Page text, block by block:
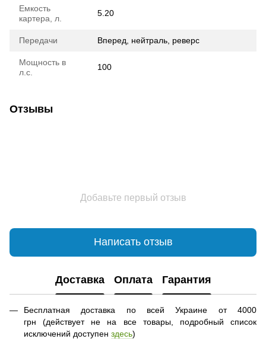
Емкость
картера, л.
5.20
Передачи Вперед, нейтраль, реверс
Мощность в
л.с.
100
Отзывы
Добавьте первый отзыв
Написать отзыв
Доставка Оплата Гарантия
Бесплатная доставка по всей Украине от 4000
грн (действует не на все товары, подробный список
исключений доступен здесь)